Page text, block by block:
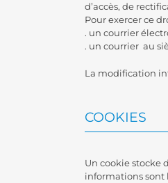
d’accès, de
Pour exercer ce
. un courrier
. un courrier au
La modification
COOKIES
Un cookie stocke
informations sont